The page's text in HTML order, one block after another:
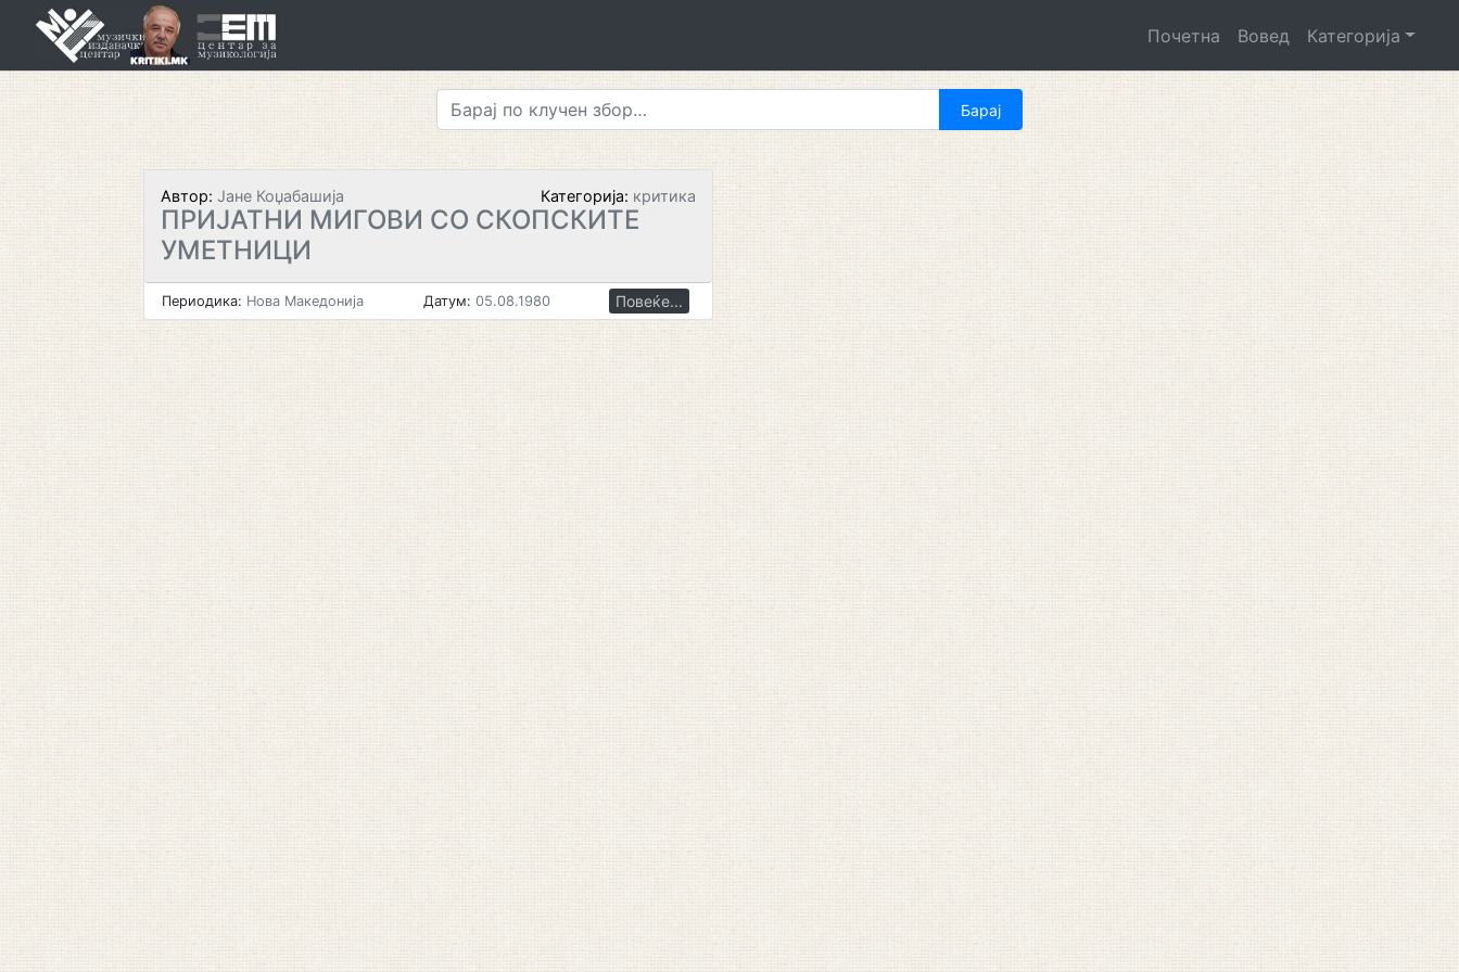
Почетна Вовед Категорија
Автор: Јане Коџабашија Категорија: критика
ПРИЈАТНИ МИГОВИ СО СКОПСКИТЕ
УМЕТНИЦИ
Периодика: Нова Македонија Датум: 05.08.1980 Повеќе...